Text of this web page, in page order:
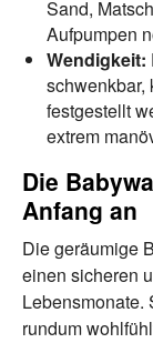
Sand,
Aufpumpen
Wendigkeit:
schwenkbar,
festgestellt
extrem
Die
Anfang an
Die geräumige
einen sicheren
Lebensmonate.
rundum